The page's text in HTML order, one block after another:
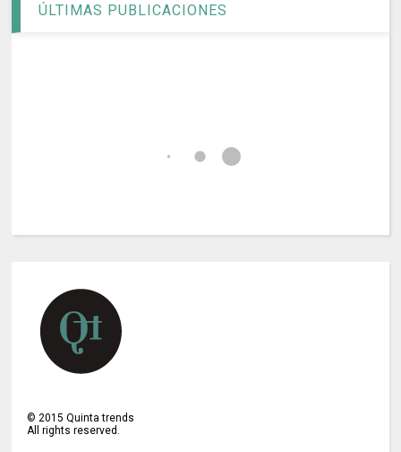
ÚLTIMAS PUBLICACIONES
© 2015 Quinta trends
All rights reserved.